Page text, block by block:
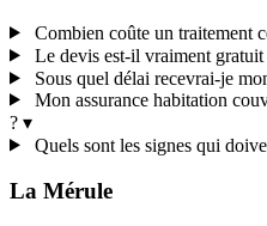
Combien coûte un traitement
Le devis est-il vraiment gratuit
Sous quel délai recevrai-je
Mon assurance habitation
? ▾
Quels sont les signes qui
La Mérule